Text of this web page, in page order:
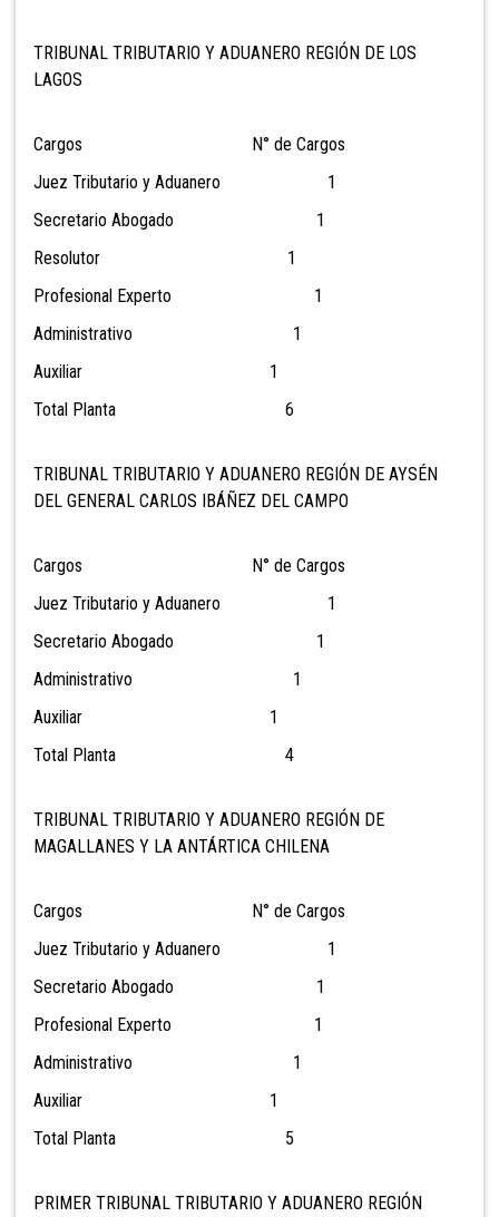
TRIBUNAL TRIBUTARIO Y ADUANERO REGIÓN DE LOS
LAGOS
Cargos N° de Cargos
Juez Tributario y Aduanero 1
Secretario Abogado 1
Resolutor 1
Profesional Experto 1
Administrativo 1
Auxiliar 1
Total Planta 6
TRIBUNAL TRIBUTARIO Y ADUANERO REGIÓN DE AYSÉN
DEL GENERAL CARLOS IBÁÑEZ DEL CAMPO
Cargos N° de Cargos
Juez Tributario y Aduanero 1
Secretario Abogado 1
Administrativo 1
Auxiliar 1
Total Planta 4
TRIBUNAL TRIBUTARIO Y ADUANERO REGIÓN DE
MAGALLANES Y LA ANTÁRTICA CHILENA
Cargos N° de Cargos
Juez Tributario y Aduanero 1
Secretario Abogado 1
Profesional Experto 1
Administrativo 1
Auxiliar 1
Total Planta 5
PRIMER TRIBUNAL TRIBUTARIO Y ADUANERO REGIÓN